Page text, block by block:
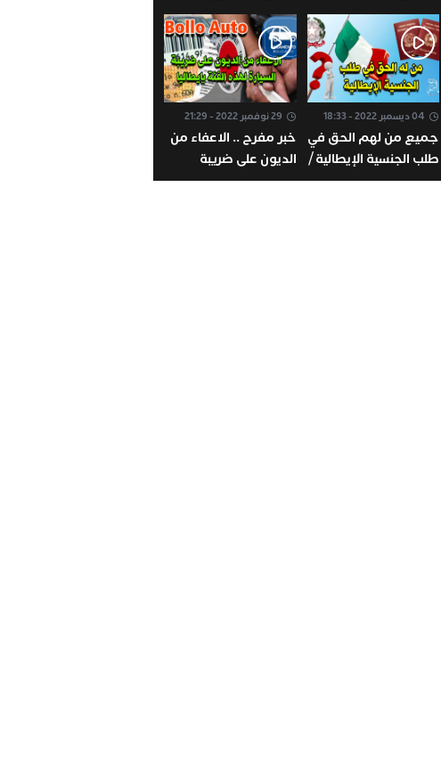
الجنسية الإيطالية عن
طريق الإقامة / توضيح
مبسط وشامل
القديمة للمواطنين /
ضريبة السيارة /
الغرامات المالية / ضريبة
النظافة / ضريبةالمباني /
الغرامات المالية
04 ديسمبر 2022 - 18:33
جميع من لهم الحق في
طلب الجنسية الإيطالية /
Cittadinanza italiana
29 نوفمبر 2022 - 21:29
خبر مفرح .. الاعفاء من
الديون على ضريبة
السيارة لهذه الفئة